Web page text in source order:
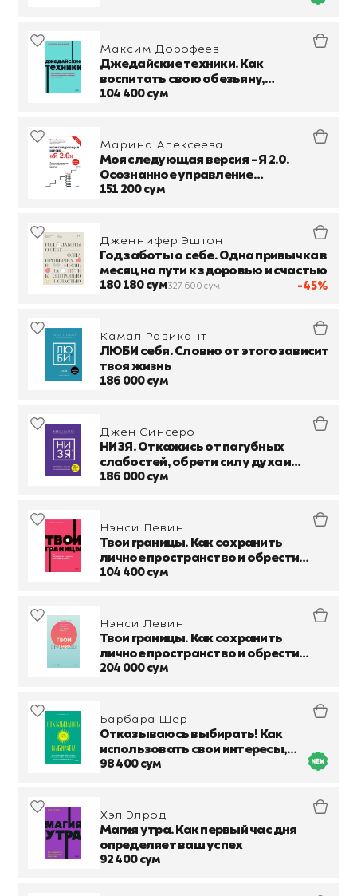
Максим Дорофеев
Джедайские техники. Как
воспитать свою обезьяну,
опустошить инбокс и сберечь
104 400 сум
Марина Алексеева
Моя следующая версия - Я 2.0.
Осознанное управление
профессиональным развитием
151 200 сум
-45%
Дженнифер Эштон
Год заботы о себе. Одна привычка в
месяц на пути к здоровью и счастью
180 180 сум327 600 сум
Камал Равикант
ЛЮБИ себя. Словно от этого зависит
твоя жизнь
186 000 сум
Джен Синсеро
НИ ЗЯ. Откажись от пагубных
слабостей, обрети силу духа и
стань хозяином своей судьбы
186 000 сум
Нэнси Левин
Твои границы. Как сохранить
личное пространство и обрести
внутреннюю свободу
104 400 сум
Нэнси Левин
Твои границы. Как сохранить
личное пространство и обрести
внутреннюю свободу
204 000 сум
Барбара Шер
Отказываюсь выбирать! Как
использовать свои интересы,
увлечения и хобби, чтобы
98 400 сум
Хэл Элрод
Магия утра. Как первый час дня
определяет ваш успех
92 400 сум